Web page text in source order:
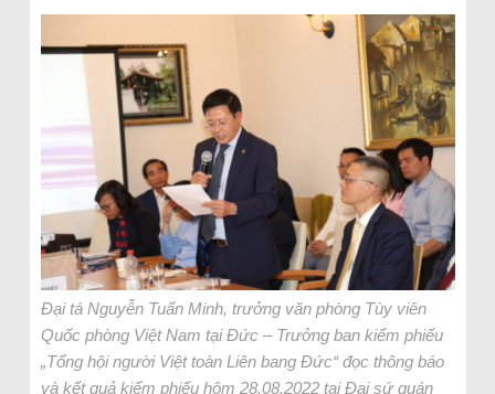
Đại tá Nguyễn Tuấn Minh, trưởng văn phòng Tùy viên
Quốc phòng Việt Nam tại Đức – Trưởng ban kiểm phiếu
„Tổng hội người Việt toàn Liên bang Đức“ đọc thông báo
và kết quả kiểm phiếu hôm 28.08.2022 tại Đại sứ quán